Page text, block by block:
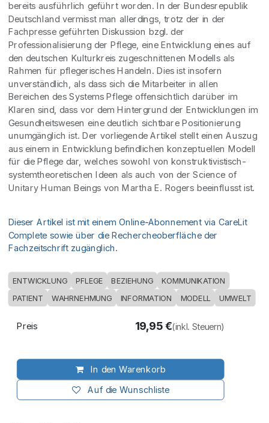
bereits ausführlich geführt worden. In der Bundesrepublik
Deutschland vermisst man allerdings, trotz der in der
Fachpresse geführten Diskussion bzgl. der
Professionalisierung der Pflege, eine Entwicklung eines auf
den deutschen Kulturkreis zugeschnittenen Modells als
Rahmen für pflegerisches Handeln. Dies ist insofern
unverständlich, als dass sich die Mitarbeiter in allen
Bereichen des Systems Pflege offensichtlich darüber im
Klaren sind, dass vor dem Hintergrund der Entwicklungen im
Gesundheitswesen eine deutlich sichtbare Positionierung
unumgänglich ist. Der vorliegende Artikel stellt einen Auszug
aus einem in Entwicklung befindlichen konzeptuellen Modell
für die Pflege dar, welches sowohl von konstruktivistisch-
systemtheoretischen Ideen als auch von der Science of
Unitary Human Beings von Martha E. Rogers beeinflusst ist.
Dieser Artikel ist mit einem Online-Abonnement via CareLit
Complete sowie über die Rechercheoberfläche der
Fachzeitschrift zugänglich.
ENTWICKLUNG PFLEGE BEZIEHUNG KOMMUNIKATION
PATIENT WAHRNEHMUNG INFORMATION MODELL UMWELT
In den Warenkorb
Auf die Wunschliste
Preis 19,95€(inkl. Steuern)